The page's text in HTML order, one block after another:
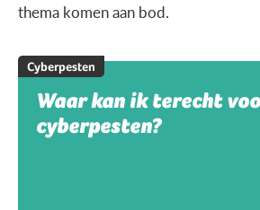
thema komen aan bod.
Cyberpesten
Waar kan ik terecht
cyberpesten?